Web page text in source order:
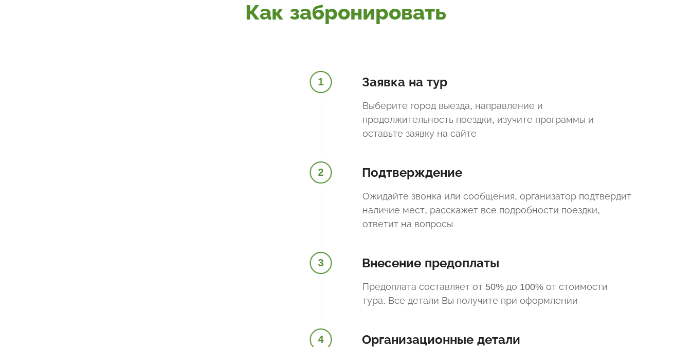
Как забронировать
1 Заявка на тур
Выберите город выезда, направление и
продолжительность поездки, изучите программы и
оставьте заявку на сайте
2 Подтверждение
Ожидайте звонка или сообщения, организатор подтвердит
наличие мест, расскажет все подробности поездки,
ответит на вопросы
3 Внесение предоплаты
Предоплата составляет от 50% до 100% от стоимости
тура. Все детали Вы получите при оформлении
4 Организационные детали